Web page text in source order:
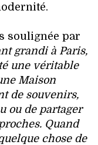
soulignée par
grandi à Paris,
une véritable
Maison
de souvenirs,
ou de partager
Quand
chose de